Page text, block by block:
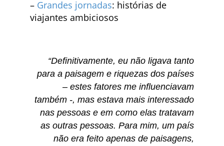
– Grandes jornadas: histórias de
viajantes ambiciosos
“Definitivamente, eu não ligava tanto
para a paisagem e riquezas dos países
– estes fatores me influenciavam
também -, mas estava mais interessado
nas pessoas e em como elas tratavam
as outras pessoas. Para mim, um país
não era feito apenas de paisagens,